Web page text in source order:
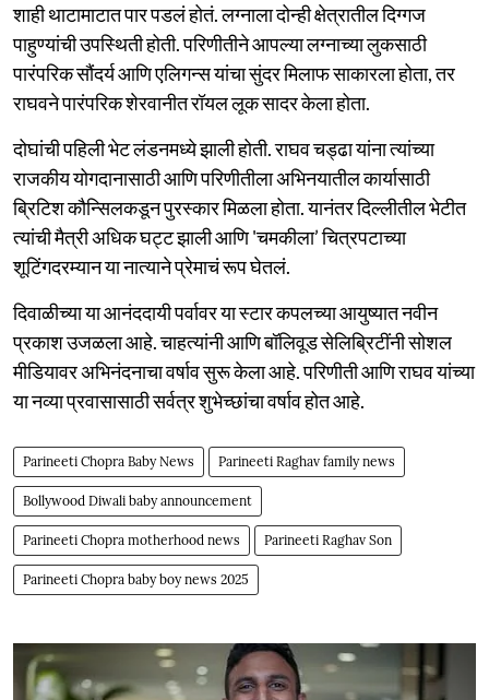
शाही थाटामाटात पार पडलं होतं. लग्नाला दोन्ही क्षेत्रातील दिग्गज
पाहुण्यांची उपस्थिती होती. परिणीतीने आपल्या लग्नाच्या लुकसाठी
पारंपरिक सौंदर्य आणि एलिगन्स यांचा सुंदर मिलाफ साकारला होता, तर
राघवने पारंपरिक शेरवानीत रॉयल लूक सादर केला होता.
दोघांची पहिली भेट लंडनमध्ये झाली होती. राघव चड्ढा यांना त्यांच्या
राजकीय योगदानासाठी आणि परिणीतीला अभिनयातील कार्यासाठी
ब्रिटिश कौन्सिलकडून पुरस्कार मिळला होता. यानंतर दिल्लीतील भेटीत
त्यांची मैत्री अधिक घट्ट झाली आणि 'चमकीला’ चित्रपटाच्या
शूटिंगदरम्यान या नात्याने प्रेमाचं रूप घेतलं.
दिवाळीच्या या आनंददायी पर्वावर या स्टार कपलच्या आयुष्यात नवीन
प्रकाश उजळला आहे. चाहत्यांनी आणि बॉलिवूड सेलिब्रिटींनी सोशल
मीडियावर अभिनंदनाचा वर्षाव सुरू केला आहे. परिणीती आणि राघव यांच्या
या नव्या प्रवासासाठी सर्वत्र शुभेच्छांचा वर्षाव होत आहे.
Parineeti Chopra Baby News Parineeti Raghav family news
Bollywood Diwali baby announcement
Parineeti Chopra motherhood news Parineeti Raghav Son
Parineeti Chopra baby boy news 2025